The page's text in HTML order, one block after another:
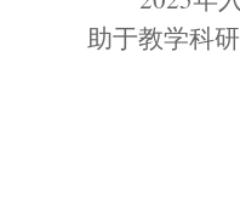
助于教学科